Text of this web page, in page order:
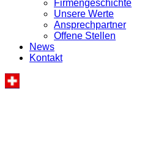
Firmengeschichte
Unsere Werte
Ansprechpartner
Offene Stellen
News
Kontakt